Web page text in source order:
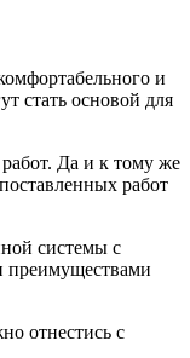
и
стать основой для
работ. Да и к тому же
работ
системы с
преимуществами
отнестись с